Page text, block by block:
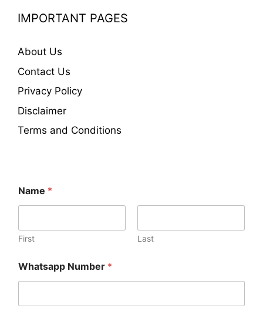
IMPORTANT PAGES
About Us
Contact Us
Privacy Policy
Disclaimer
Terms and Conditions
Name *
First Last
Whatsapp Number *